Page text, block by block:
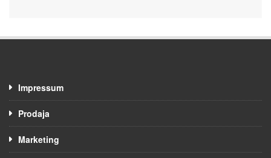
Impressum
Prodaja
Marketing